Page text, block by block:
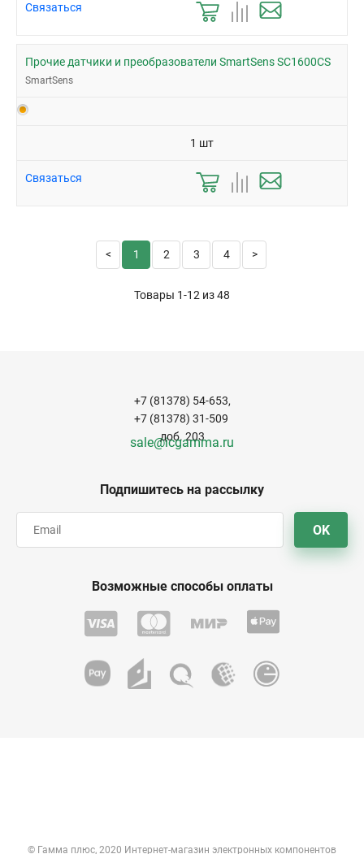
Связаться
Прочие датчики и преобразователи SmartSens SC1600CS
SmartSens
1 шт
Связаться
1 2 3 4
Товары 1-12 из48
Подпишитесь на рассылку
OK
+7 (81378) 54-653,
+7 (81378) 31-509
доб. 203
sale@icgamma.ru
Возможные способы оплаты
© Гамма плюс, 2020 Интернет-магазин электронных компонентов